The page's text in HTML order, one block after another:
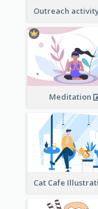
Meditation